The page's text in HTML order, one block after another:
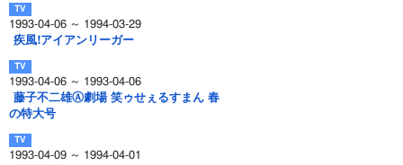
1993-04-06 ～ 1994-03-29
疾風!アイアンリーガー
1993-04-06 ～ 1993-04-06
藤子不二雄Ⓐ劇場 笑ゥせぇるすまん 春
の特大号
1993-04-09 ～ 1994-04-01